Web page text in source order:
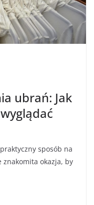
ubrań: Jak
sposób na
znakomita okazja, by